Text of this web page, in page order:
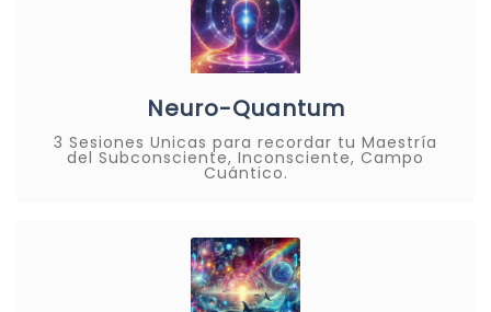
Neuro-Quantum
3 Sesiones Unicas para recordar tu Maestría
del Subconsciente, Inconsciente, Campo
Cuántico.